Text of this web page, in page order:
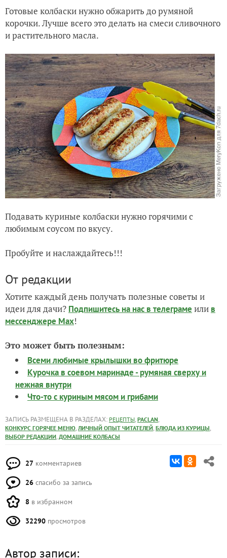
Готовые колбаски нужно обжарить до румяной
корочки. Лучше всего это делать на смеси сливочного
и растительного масла.
Подавать куриные колбаски нужно горячими с
любимым соусом по вкусу.
Пробуйте и наслаждайтесь!!!
От редакции
Хотите каждый день получать полезные советы и
идеи для дачи? Подпишитесь на нас в телеграме или в
мессенджере Max!
Это может быть полезным:
Всеми любимые крылышки во фритюре
Курочка в соевом маринаде - румяная сверху и
нежная внутри
Что-то с куриным мясом и грибами
ЗАПИСЬ РАЗМЕЩЕНА В РАЗДЕЛАХ: РЕЦЕПТЫ, PACLAN,
КОНКУРС ГОРЯЧЕЕ МЕНЮ, ЛИЧНЫЙ ОПЫТ ЧИТАТЕЛЕЙ, БЛЮДА ИЗ КУРИЦЫ,
ВЫБОР РЕДАКЦИИ, ДОМАШНИЕ КОЛБАСЫ
27 комментариев
26 спасибо за запись
8 в избранном
32290 просмотров
Автор записи: